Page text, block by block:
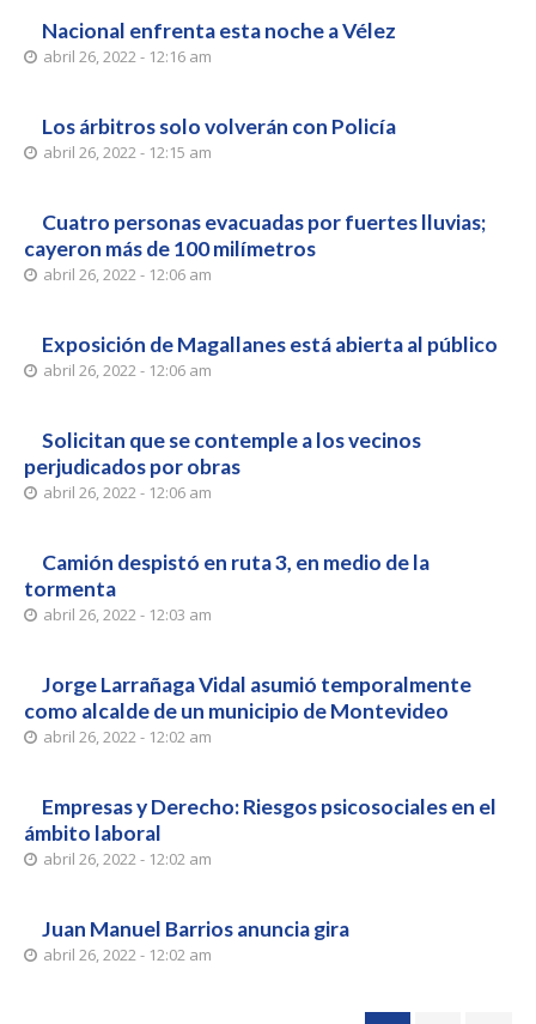
Nacional enfrenta esta noche a Vélez
abril 26, 2022 - 12:16 am
Los árbitros solo volverán con Policía
abril 26, 2022 - 12:15 am
Cuatro personas evacuadas por fuertes lluvias;
cayeron más de 100 milímetros
abril 26, 2022 - 12:06 am
Exposición de Magallanes está abierta al público
abril 26, 2022 - 12:06 am
Solicitan que se contemple a los vecinos
perjudicados por obras
abril 26, 2022 - 12:06 am
Camión despistó en ruta 3, en medio de la
tormenta
abril 26, 2022 - 12:03 am
Jorge Larrañaga Vidal asumió temporalmente
como alcalde de un municipio de Montevideo
abril 26, 2022 - 12:02 am
Empresas y Derecho: Riesgos psicosociales en el
ámbito laboral
abril 26, 2022 - 12:02 am
Juan Manuel Barrios anuncia gira
abril 26, 2022 - 12:02 am